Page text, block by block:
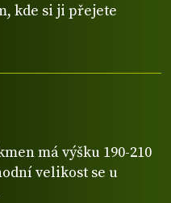
kde si ji přejete
má výšku 190-210
velikost se u